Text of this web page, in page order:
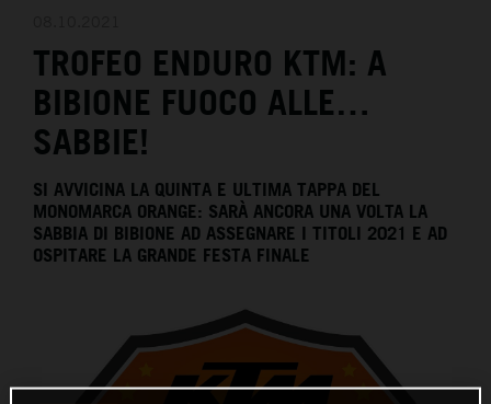
TROFEO ENDURO KTM: A
BIBIONE FUOCO ALLE…
SABBIE!
SI AVVICINA LA QUINTA E ULTIMA TAPPA DEL
MONOMARCA ORANGE: SARÀ ANCORA UNA VOLTA LA
SABBIA DI BIBIONE AD ASSEGNARE I TITOLI 2021 E AD
OSPITARE LA GRANDE FESTA FINALE